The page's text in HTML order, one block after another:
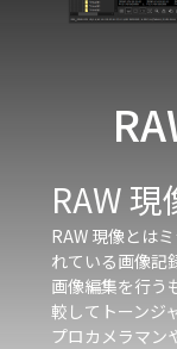
RAW
RAW 現像とは
れている画像記
画像編集を行う
較してトーンジ
プロカメラマン